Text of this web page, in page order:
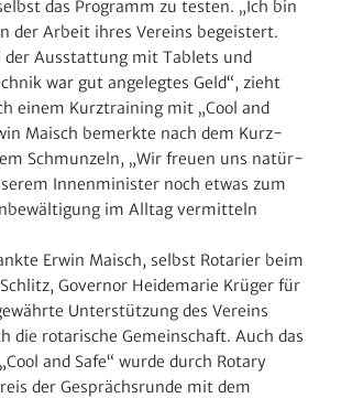
das Programm zu testen. „Ich bin
der Arbeit ihres Vereins begeis­tert.
der Ausstat­tung mit Tablets und
war gut ange­legtes Geld“, zieht
einem Kurz­trai­ning mit „Cool and
Maisch bemerkte nach dem Kurz­
Schmun­zeln, „Wir freuen uns natür­
Innen­mi­nister noch etwas zum
im Alltag vermit­teln
Erwin Maisch, selbst Rota­rier beim
Governor Heide­marie Krüger für
Unter­stüt­zung des Vereins
die rota­ri­sche Gemein­schaft. Auch das
and Safe“ wurde durch Rotary
der Gesprächs­runde mit dem